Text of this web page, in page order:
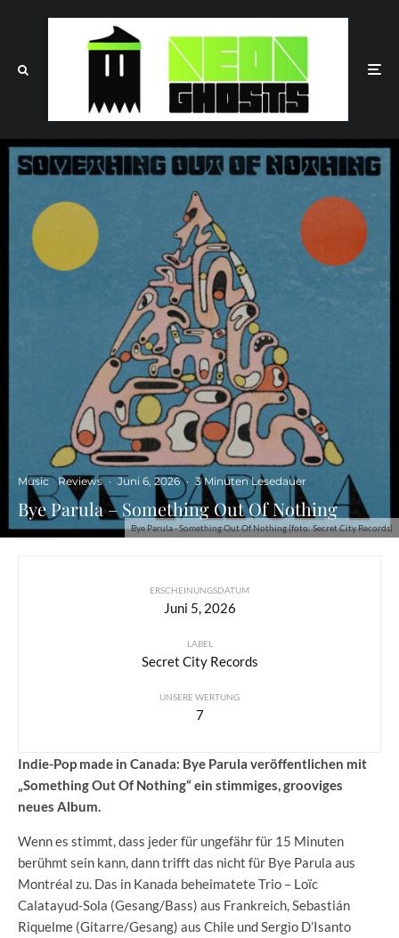
Bye Parula - Something Out Of Nothing (foto: Secret City Records)
Music Reviews · Juni 6, 2026 · 3 Minuten Lesedauer
Bye Parula – Something Out Of Nothing
ERSCHEINUNGSDATUM
Juni 5, 2026
LABEL
Secret City Records
UNSERE WERTUNG
7
Indie-Pop made in Canada: Bye Parula veröffentlichen mit
„Something Out Of Nothing“ ein stimmiges, grooviges
neues Album.
Wenn es stimmt, dass jeder für ungefähr für 15 Minuten
berühmt sein kann, dann trifft das nicht für Bye Parula aus
Montréal zu. Das in Kanada beheimatete Trio – Loïc
Calatayud-Sola (Gesang/Bass) aus Frankreich, Sebastián
Riquelme (Gitarre/Gesang) aus Chile und Sergio D’Isanto